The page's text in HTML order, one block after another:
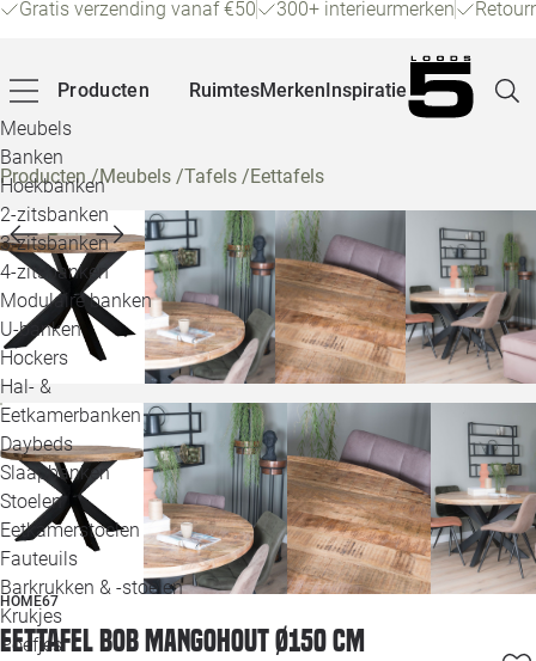
Gratis verzending vanaf €50 300+ interieurmerken
Producten
Meubels
Banken
Hoekbanken
2-zitsbanken
3-zitsbanken
4-zitsbanken
Modulaire banken
U-banken
Hockers
Hal- &
Eetkamerbanken
Daybeds
Slaapbanken
Stoelen
Eetkamerstoelen
Fauteuils
Barkrukken & -stoelen
Krukjes
Poefjes
RuimtesMerkenInspiratie
Producten/Meubels /Tafels /Eettafels
HOME67
Eettafel Bob Mangohout Ø150 cm